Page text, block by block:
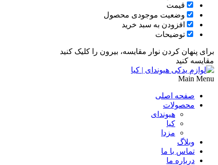
قیمت
وضعیت موجودی محصول
افزودن به سبد خرید
توضیحات
برای پنهان کردن نوار مقایسه، بیرون را کلیک کنید
مقایسه کنید
Main Menu
صفحه اصلی
محصولات
هیوندای
کیا
مزدا
وبلاگ
تماس با ما
درباره ما